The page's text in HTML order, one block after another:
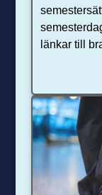
länkar till